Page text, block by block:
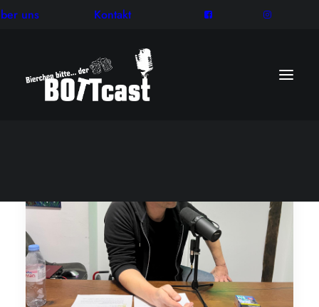
uns Kontakt